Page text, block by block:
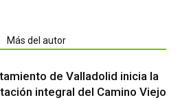
Más del autor
de Valladolid inicia la
integral del Camino Viejo